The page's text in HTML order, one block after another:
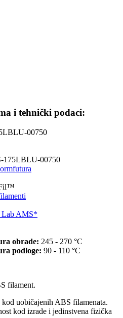
i tehnički podaci:
00750
175LBLU-00750
Lab AMS*
obrade: 245 - 270 °C
podloge: 90 - 110 °C
filament.
kod uobičajenih ABS filamenata.
kod izrade i jedinstvena fizička